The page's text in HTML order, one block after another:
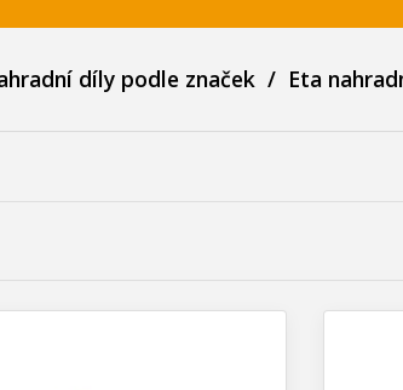
díly podle značek/ Eta